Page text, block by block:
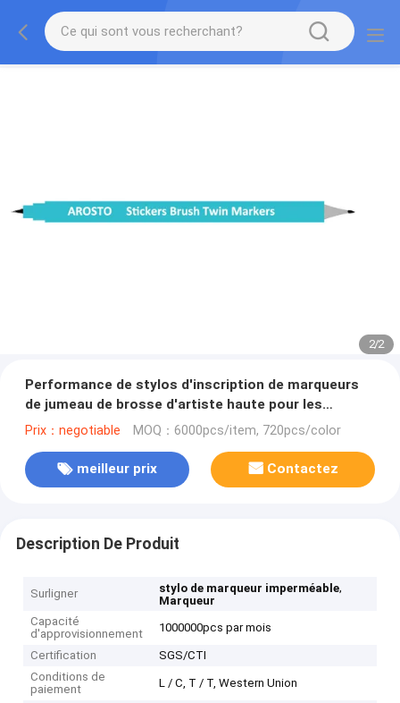
2/2
Performance de stylos d'inscription de marqueurs
de jumeau de brosse d'artiste haute pour les
cadeaux promotionnels
Prix：negotiable MOQ：6000pcs/item, 720pcs/color
meilleur prix Contactez
Description De Produit
Surligner stylo de marqueur imperméable,
Marqueur
Capacité
d'approvisionnement
1000000pcs par mois
Certification
SGS/CTI
Conditions de
paiement
L / C, T / T, Western Union